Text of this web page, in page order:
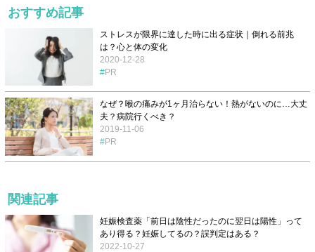
おすすめ記事
ストレスが限界に達した時に出る症状｜倒れる前兆
は？心と体の変化
2020-12-28
PR
なぜ？喉の痛みが1ヶ月治らない！熱がないのに…大丈
夫？病院行くべき？
2019-11-06
PR
関連記事
妊娠検査薬「前日は陰性だったのに翌日は陽性」って
あり得る？妊娠してるの？誤判定はある？
2022-10-27